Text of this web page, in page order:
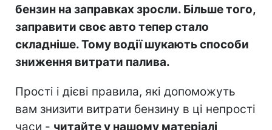
бензин на заправках зросли. Більше того,
заправити своє авто тепер стало
складніше. Тому водії шукають способи
зниження витрати палива.
Прості і дієві правила, які допоможуть
вам знизити витрати бензину в ці непрості
часи - читайте у нашому матеріалі